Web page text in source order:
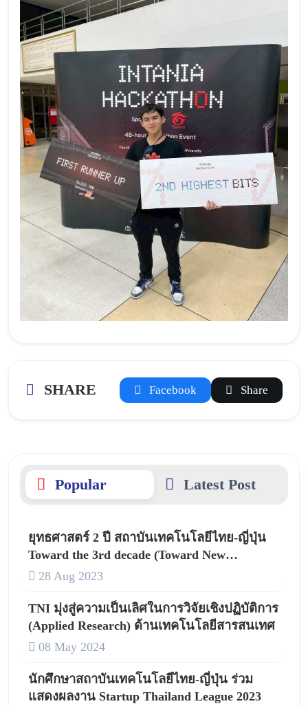
SHARE Facebook Share
Popular Latest Post
ยุทธศาสตร์ 2 ปี สถาบันเทคโนโลยีไทย-ญี่ปุ่น
Toward the 3rd decade (Toward New
Innovation –TNI)
28 Aug 2023
TNI มุ่งสู่ความเป็นเลิศในการวิจัยเชิงปฏิบัติการ
(Applied Research) ด้านเทคโนโลยีสารสนเทศ
08 May 2024
นักศึกษาสถาบันเทคโนโลยีไทย-ญี่ปุ่น ร่วม
แสดงผลงาน Startup Thailand League 2023